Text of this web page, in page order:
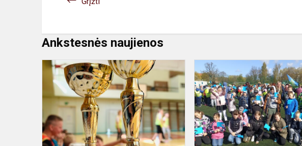
Ankstesnės naujienos
Nuotaikingos
sporto
varžybos!